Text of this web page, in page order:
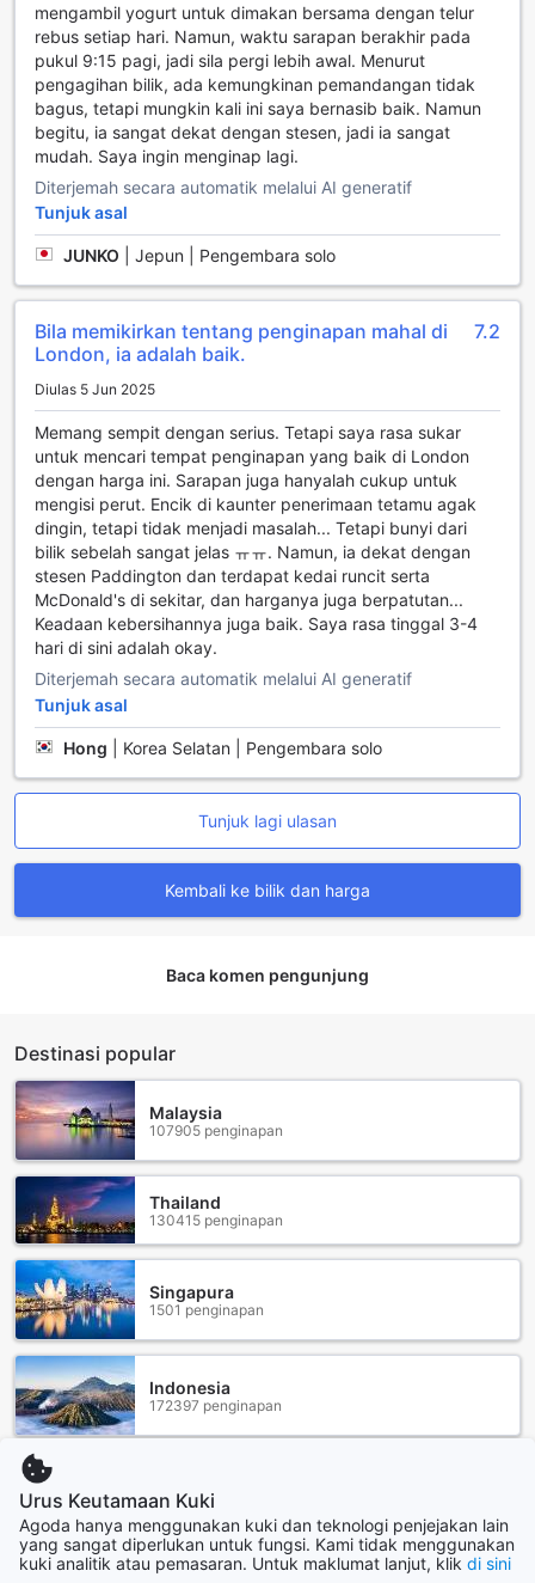
mengambil yogurt untuk dimakan bersama dengan telur
rebus setiap hari. Namun, waktu sarapan berakhir pada
pukul 9:15 pagi, jadi sila pergi lebih awal. Menurut
pengagihan bilik, ada kemungkinan pemandangan tidak
bagus, tetapi mungkin kali ini saya bernasib baik. Namun
begitu, ia sangat dekat dengan stesen, jadi ia sangat
mudah. Saya ingin menginap lagi.
Diterjemah secara automatik melalui AI generatif
Tunjuk asal
JUNKO Jepun | Pengembara solo
Bila memikirkan tentang penginapan mahal di
London, ia adalah baik.
7.2
Diulas 5 Jun 2025
Memang sempit dengan serius. Tetapi saya rasa sukar
untuk mencari tempat penginapan yang baik di London
dengan harga ini. Sarapan juga hanyalah cukup untuk
mengisi perut. Encik di kaunter penerimaan tetamu agak
dingin, tetapi tidak menjadi masalah... Tetapi bunyi dari
bilik sebelah sangat jelas ㅠㅠ. Namun, ia dekat dengan
stesen Paddington dan terdapat kedai runcit serta
McDonald's di sekitar, dan harganya juga berpatutan...
Keadaan kebersihannya juga baik. Saya rasa tinggal 3-4
hari di sini adalah okay.
Diterjemah secara automatik melalui AI generatif
Tunjuk asal
Hong Korea Selatan | Pengembara solo
Tunjuk lagi ulasan
Kembali ke bilik dan harga
Baca komen pengunjung
Destinasi popular
Malaysia
107905 penginapan
Thailand
130415 penginapan
Singapura
1501 penginapan
Indonesia
172397 penginapan
159 penginapan
Papar lebih lanjut
Urus Keutamaan Kuki
Agoda hanya menggunakan kuki dan teknologi penjejakan lain
yang sangat diperlukan untuk fungsi. Kami tidak menggunakan
kuki analitik atau pemasaran. Untuk maklumat lanjut, klik di sini